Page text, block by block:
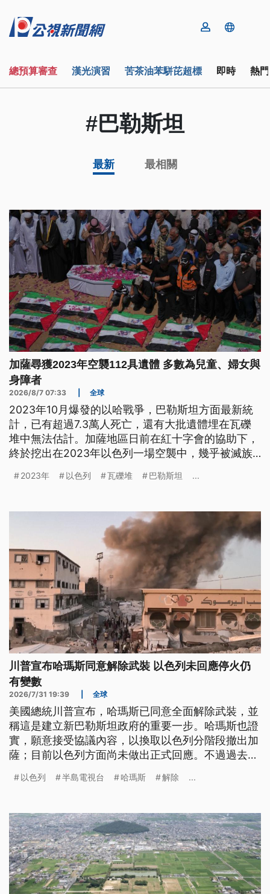
總預算審查 漢光演習 苦茶油苯駢芘超標 即時 熱
#巴勒斯坦
最新 最相關
加薩尋獲2023年空襲112具遺體 多數為兒童、婦女與
身障者
2026/8/7 07:33 全球
2023年10月爆發的以哈戰爭，巴勒斯坦方面最新統
計，已有超過7.3萬人死亡，還有大批遺體埋在瓦礫
堆中無法估計。加薩地區日前在紅十字會的協助下，
終於挖出在2023年以色列一場空襲中，幾乎被滅族
戰爭中，加薩當地舉行最大規模的集體葬禮。
2023年 以色列 瓦礫堆 巴勒斯坦 ...
川普宣布哈瑪斯同意解除武裝 以色列未回應停火仍
有變數
2026/7/31 19:39 全球
美國總統川普宣布，哈瑪斯已同意全面解除武裝，並
稱這是建立新巴勒斯坦政府的重要一步。哈瑪斯也證
實，願意接受協議內容，以換取以色列分階段撤出加
薩；目前以色列方面尚未做出正式回應。不過過去幾
為真正的和平，仍充滿變數。
以色列 半島電視台 哈瑪斯 解除 ...